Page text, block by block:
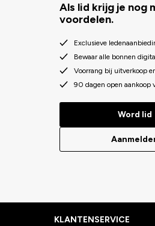
Als lid krijg je nog
voordelen.
Exclusieve
Bewaar alle bonnen
Voorrang bij uitverkoop
90 dagen open aankoop
Word lid
KLANTENSERVICE